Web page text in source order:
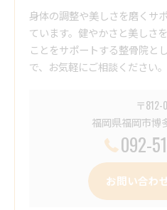
身体の調整や美しさを磨くサ
ています。健やかさと美しさ
ことをサポートする整骨院と
で、お気軽にご相談ください。
〒812-
福岡県福岡市博
092-
お問い合わ